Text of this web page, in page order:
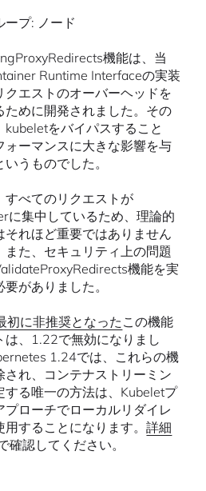
ープ: ノード
機能は、当
Runtime Interfaceの実装
クエストのオーバーヘッドを
ために開発されました。その
kubeletをバイパスすること
ォーマンスに大きな影響を与
いうものでした。
すべてのリクエストが
に集中しているため、理論的
それほど重要ではありません
また、セキュリティ上の問題
機能を実
がありました。
初に非推奨となった この機能
は、1.22で無効になりまし
1.24では、これらの機
され、コンテナストリーミン
する唯一の方法は、Kubeletプ
プローチでローカルリダイレ
用することになります。詳細
確認してください。